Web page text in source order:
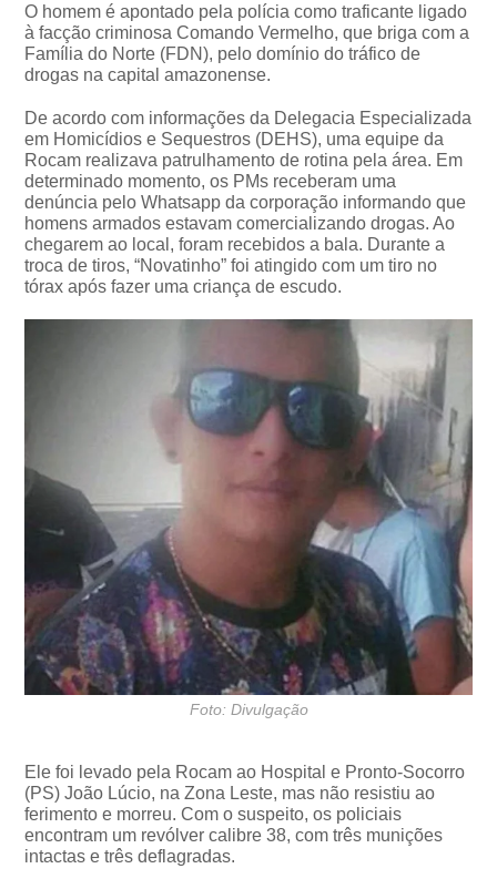
O homem é apontado pela polícia como traficante ligado
à facção criminosa Comando Vermelho, que briga com a
Família do Norte (FDN), pelo domínio do tráfico de
drogas na capital amazonense.
De acordo com informações da Delegacia Especializada
em Homicídios e Sequestros (DEHS), uma equipe da
Rocam realizava patrulhamento de rotina pela área. Em
determinado momento, os PMs receberam uma
denúncia pelo Whatsapp da corporação informando que
homens armados estavam comercializando drogas. Ao
chegarem ao local, foram recebidos a bala. Durante a
troca de tiros, “Novatinho” foi atingido com um tiro no
tórax após fazer uma criança de escudo.
Foto: Divulgação
Ele foi levado pela Rocam ao Hospital e Pronto-Socorro
(PS) João Lúcio, na Zona Leste, mas não resistiu ao
ferimento e morreu. Com o suspeito, os policiais
encontram um revólver calibre 38, com três munições
intactas e três deflagradas.